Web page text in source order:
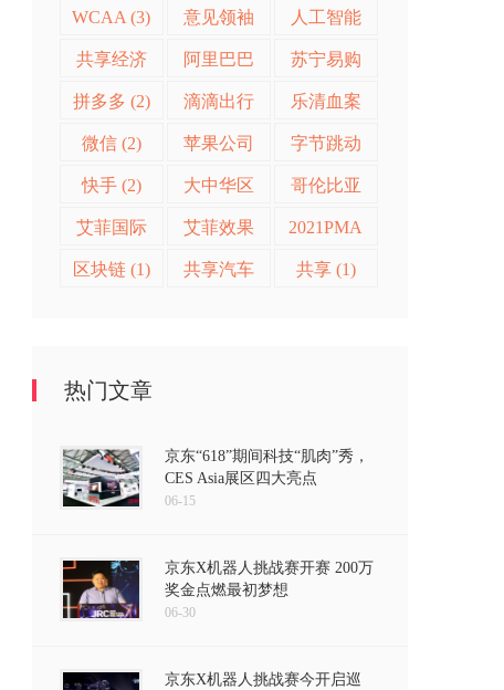
赛 (5)
(3)
WCAA (3) 意见领袖
营销 (3)
人工智能
(2)
共享经济
(2)
阿里巴巴
(2)
苏宁易购
(2)
拼多多 (2) 滴滴出行
(2)
乐清血案
(2)
微信 (2) 苹果公司
(2)
字节跳动
(2)
快手 (2) 大中华区
艾菲奖 (2)
哥伦比亚
(2)
艾菲国际
论坛 (2)
艾菲效果
营销奖 (2)
2021PMA
(2)
区块链 (1) 共享汽车 共享 (1)
热门文章
京东“618”期间科技“肌肉”秀，
CES Asia展区四大亮点
06-15
京东X机器人挑战赛开赛 200万
奖金点燃最初梦想
06-30
京东X机器人挑战赛今开启巡